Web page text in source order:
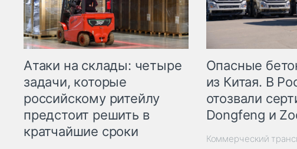
Атаки на склады: четыре
задачи, которые
российскому ритейлу
предстоит решить в
кратчайшие сроки
Опасные
из Китая. В
отозвали
Dongfeng и
Коммерческий